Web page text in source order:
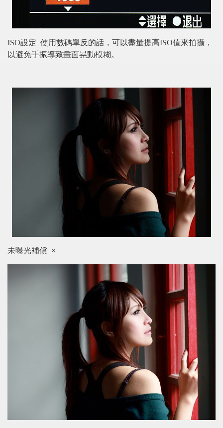
ISO設定 使用數碼單反的話，可以盡量提高ISO值來拍攝，
以避免手振導致畫面晃動模糊。
未曝光補償 ×